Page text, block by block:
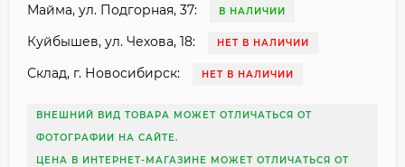
Майма, ул. Подгорная, 37: В НАЛИЧИИ
Куйбышев, ул. Чехова, 18: НЕТ В НАЛИЧИИ
Склад, г. Новосибирск: НЕТ В НАЛИЧИИ
ВНЕШНИЙ ВИД ТОВАРА МОЖЕТ ОТЛИЧАТЬСЯ ОТ
ФОТОГРАФИИ НА САЙТЕ.
ЦЕНА В ИНТЕРНЕТ-МАГАЗИНЕ МОЖЕТ ОТЛИЧАТЬСЯ ОТ